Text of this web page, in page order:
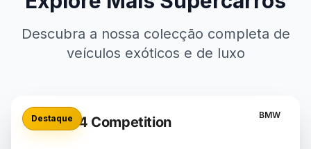
Descubra a nossa colecção completa de
veículos exóticos e de luxo
Destaque BMW
BMW M4 Competition